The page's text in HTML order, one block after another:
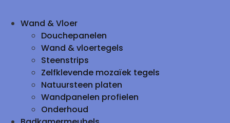
Wand & Vloer
Douchepanelen
Wand & vloertegels
Steenstrips
Zelfklevende mozaïek tegels
Natuursteen platen
Wandpanelen profielen
Onderhoud